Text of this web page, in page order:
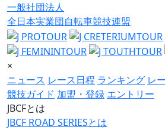
一般社団法人
全日本実業団自転車競技連盟
×
ニュース レース日程 ランキング レ
競技ガイド 加盟・登録 エントリー
JBCFとは
JBCF ROAD SERIESとは